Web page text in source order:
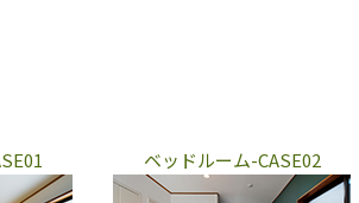
ベッドルーム-CASE02